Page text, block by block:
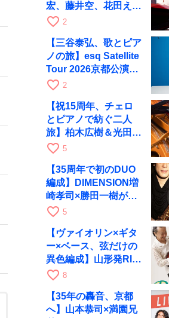
宏、藤井空、花田えみ
と京都RAGで共演
favorite_border 2
【三谷泰弘、歌とピア
ノの旅】esq Satellite
Tour 2026京都公演を
10月に開催
favorite_border 2
【祝15周年、チェロ
とピアノで紡ぐ二人
旅】柏木広樹＆光田健
一が11月12日に京都
favorite_border 5
【35周年で初のDUO
編成】DIMENSION増
崎孝司×勝田一樹が10
月11日に京都RAGへ
favorite_border 5
【ヴァイオリン×ギタ
ー×ベース、弦だけの
異色編成】山形発RIM
が初全国ツアーで8月
favorite_border 8
【35年の轟音、京都
へ】山本恭司×満園兄